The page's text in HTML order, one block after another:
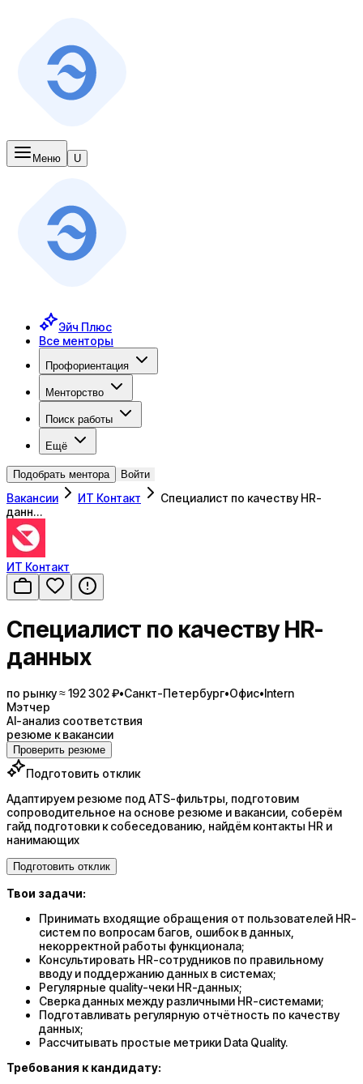
Меню U
Эйч Плюс
Все менторы
Профориентация
Менторство
Поиск работы
Ещё
Подобрать ментора Войти
Вакансии ИТ Контакт
Специалист по качеству HR-
данн…
ИТ Контакт
Специалист по качеству HR-
данных
по рынку ≈ 192 302 ₽•Санкт-Петербург•Офис•Intern
Мэтчер
AI-анализ соответствия
резюме к вакансии
Проверить резюме
Подготовить отклик
Адаптируем резюме под ATS-фильтры, подготовим
сопроводительное на основе резюме и вакансии, соберём
гайд подготовки к собеседованию, найдём контакты HR и
нанимающих
Подготовить отклик
Твои задачи:
Принимать входящие обращения от пользователей HR-
систем по вопросам багов, ошибок в данных,
некорректной работы функционала;
Консультировать HR-сотрудников по правильному
вводу и поддержанию данных в системах;
Регулярные quality-чеки HR-данных;
Сверка данных между различными HR-системами;
Подготавливать регулярную отчётность по качеству
данных;
Рассчитывать простые метрики Data Quality.
Требования к кандидату: